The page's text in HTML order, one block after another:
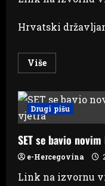
Hrvatski
VišeRead
more
je
Sarajevo
na
nož
neradni
dan
za
hrvatske
izbore,
ipak
Drugi pišu
SET se bavio
e-Hercegovina
Link na izvornu